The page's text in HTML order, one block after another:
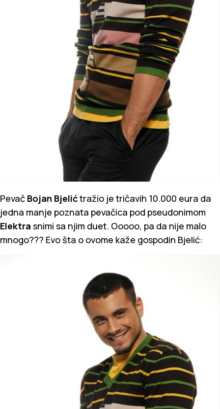
Pevač Bojan Bjelićtražio je tričavih 10.000 eura da
jedna manje poznata pevačica pod pseudonimom
Elektra snimi sa njim duet. Ooooo, pa da nije malo
mnogo??? Evo šta o ovome kaže gospodin Bjelić: